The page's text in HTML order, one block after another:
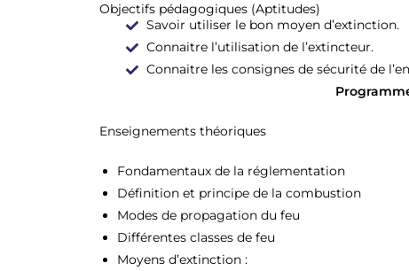
Objectifs pédagogiques (Aptitudes)
Savoir utiliser le bon moyen d’extinction.
Connaitre l’utilisation de l’extincteur.
Connaitre les consignes de sécurité de
Enseignements théoriques
Fondamentaux de la réglementation
Définition et principe de la combustion
Modes de propagation du feu
Différentes classes de feu
Moyens d’extinction :